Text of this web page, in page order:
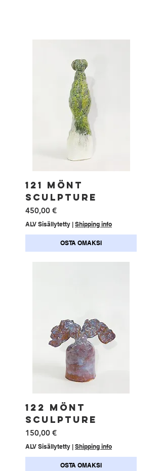
121 MÖNT
SCULPTURE
Hinta
450,00 €
ALV Sisällytetty | Shipping info
OSTA OMAKSI
122 MÖNT
SCULPTURE
Hinta
150,00 €
ALV Sisällytetty | Shipping info
OSTA OMAKSI